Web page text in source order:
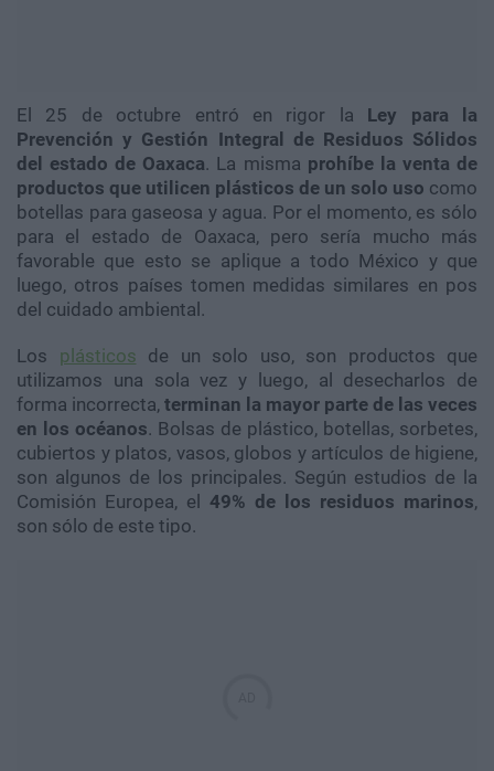
El 25 de octubre entró en rigor la Ley para la
Prevención y Gestión Integral de Residuos Sólidos
del estado de Oaxaca. La misma prohíbe la venta de
productos que utilicen plásticos de un solo uso como
botellas para gaseosa y agua. Por el momento, es sólo
para el estado de Oaxaca, pero sería mucho más
favorable que esto se aplique a todo México y que
luego, otros países tomen medidas similares en pos
del cuidado ambiental.
Los plásticos de un solo uso, son productos que
utilizamos una sola vez y luego, al desecharlos de
forma incorrecta, terminan la mayor parte de las veces
en los océanos. Bolsas de plástico, botellas, sorbetes,
cubiertos y platos, vasos, globos y artículos de higiene,
son algunos de los principales. Según estudios de la
Comisión Europea, el 49% de los residuos marinos,
son sólo de este tipo.